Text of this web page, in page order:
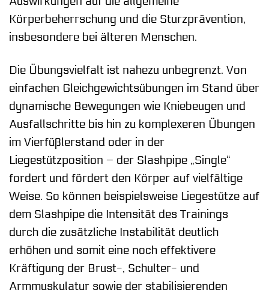
Körperbeherrschung und die Sturzprävention,
insbesondere bei älteren Menschen.
Die Übungsvielfalt ist nahezu unbegrenzt. Von
einfachen Gleichgewichtsübungen im Stand über
dynamische Bewegungen wie Kniebeugen und
Ausfallschritte bis hin zu komplexeren Übungen
im Vierfüßlerstand oder in der
Liegestützposition – der Slashpipe „Single“
fordert und fördert den Körper auf vielfältige
Weise. So können beispielsweise Liegestütze auf
dem Slashpipe die Intensität des Trainings
durch die zusätzliche Instabilität deutlich
erhöhen und somit eine noch effektivere
Kräftigung der Brust-, Schulter- und
Armmuskulatur sowie der stabilisierenden